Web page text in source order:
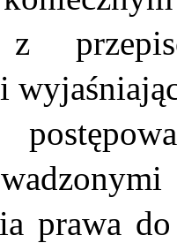
z
prawa